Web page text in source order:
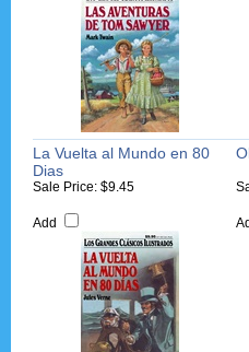
La Vuelta al Mundo en 80
Dias
Sale Price: $9.45
Add